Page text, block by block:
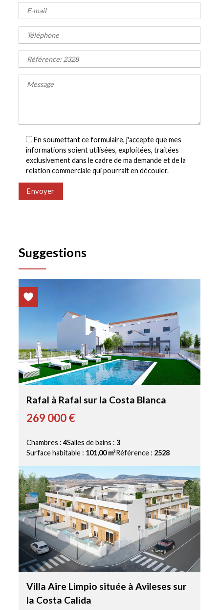
En soumettant ce formulaire, j'accepte que mes
informations soient utilisées, exploitées, traitées
exclusivement dans le cadre de ma demande et de la
relation commerciale qui pourrait en découler.
Envoyer
Suggestions
Rafal à Rafal sur la Costa Blanca
269 000 €
Chambres :4Salles de bains :3
Surface habitable : 101,00 m²Référence : 2528
Villa Aire Limpio située à Avileses sur
la Costa Calida